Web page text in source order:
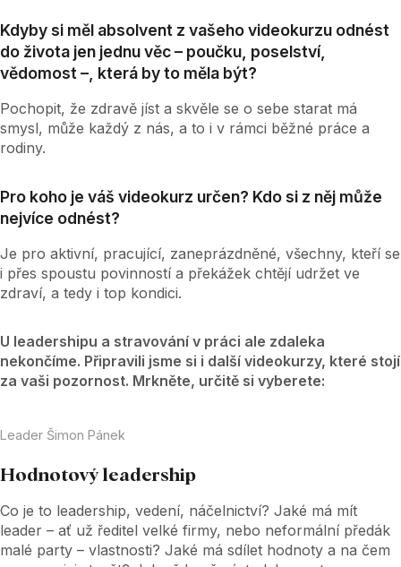
Kdyby si měl absolvent z vašeho videokurzu odnést
do života jen jednu věc – poučku, poselství,
vědomost –, která by to měla být?
Pochopit, že zdravě jíst a skvěle se o sebe starat má
smysl, může každý z nás, a to i v rámci běžné práce a
rodiny.
Pro koho je váš videokurz určen? Kdo si z něj může
nejvíce odnést?
Je pro aktivní, pracující, zaneprázdněné, všechny, kteří se
i přes spoustu povinností a překážek chtějí udržet ve
zdraví, a tedy i top kondici.
U leadershipu a stravování v práci ale zdaleka
nekončíme. Připravili jsme si i další videokurzy, které stojí
za vaši pozornost. Mrkněte, určitě si vyberete:
Leader Šimon Pánek
Hodnotový leadership
Co je to leadership, vedení, náčelnictví? Jaké má mít
leader – ať už ředitel velké firmy, nebo neformální předák
malé party – vlastnosti? Jaké má sdílet hodnoty a na čem